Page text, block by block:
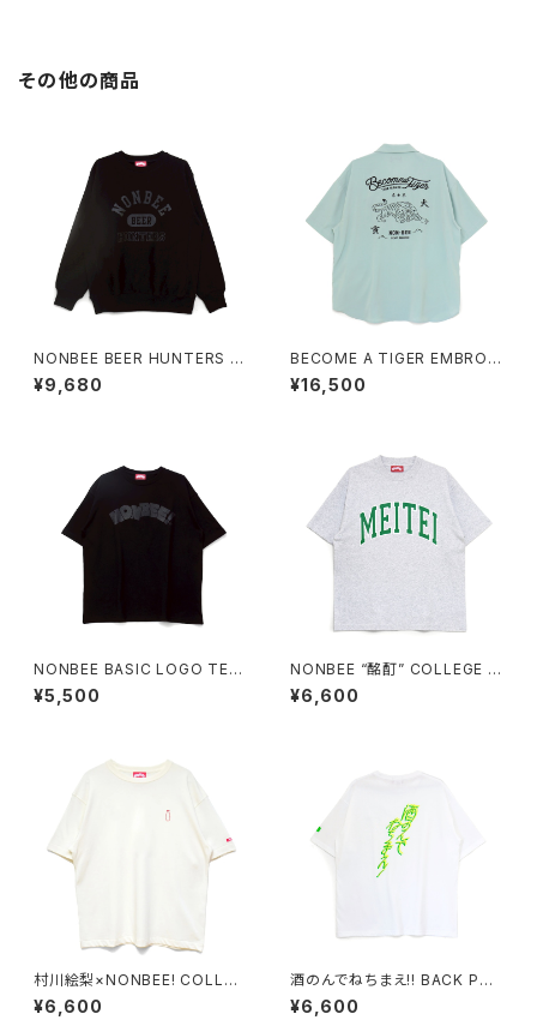
その他の商品
NONBEE BEER HUNTERS S
WEAT black/black
¥9,680
BECOME A TIGER EMBROI
DERED HALFSLEEVE SHIRT
S light-blue
¥16,500
NONBEE BASIC LOGO TEE
black/black
¥5,500
NONBEE “酩酊” COLLEGE T
EE2 ash-grey
¥6,600
村川絵梨×NONBEE! COLLAB
“徳利刺繍” TEE off-white/pi
nk
¥6,600
酒のんでねちまえ!! BACK PRI
NT TEE white/new neon-c
olor
¥6,600